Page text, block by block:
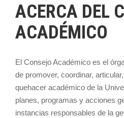
ACERCA DEL
ACADÉMICO
El Consejo Académico es el
de promover, coordinar,
quehacer académico de la
planes, programas y acciones
instancias responsables de la